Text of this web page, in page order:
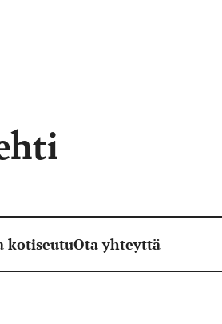
kotiseutuOta yhteyttä